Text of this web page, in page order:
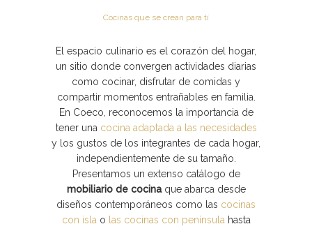
Cocinas que se crean para tí
El espacio culinario es el corazón del hogar,
un sitio donde convergen actividades diarias
como cocinar, disfrutar de comidas y
compartir momentos entrañables en familia.
En Coeco, reconocemos la importancia de
tener una cocina adaptada a las necesidades
y los gustos de los integrantes de cada hogar,
independientemente de su tamaño.
Presentamos un extenso catálogo de
mobiliario de cocinaque abarca desde
diseños contemporáneos como las cocinas
con islao las cocinas con penínsulahasta